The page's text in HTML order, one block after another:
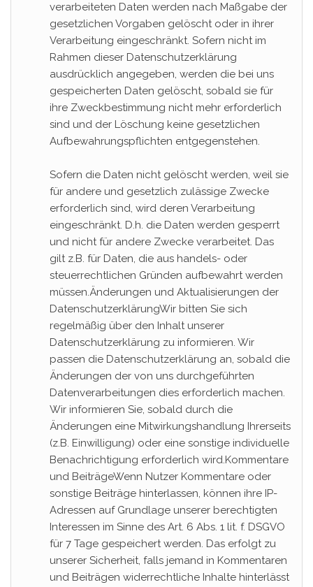
verarbeiteten Daten werden nach Maßgabe der
gesetzlichen Vorgaben gelöscht oder in ihrer
Verarbeitung eingeschränkt. Sofern nicht im
Rahmen dieser Datenschutzerklärung
ausdrücklich angegeben, werden die bei uns
gespeicherten Daten gelöscht, sobald sie für
ihre Zweckbestimmung nicht mehr erforderlich
sind und der Löschung keine gesetzlichen
Aufbewahrungspflichten entgegenstehen.
Sofern die Daten nicht gelöscht werden, weil sie
für andere und gesetzlich zulässige Zwecke
erforderlich sind, wird deren Verarbeitung
eingeschränkt. D.h. die Daten werden gesperrt
und nicht für andere Zwecke verarbeitet. Das
gilt z.B. für Daten, die aus handels- oder
steuerrechtlichen Gründen aufbewahrt werden
müssen.Änderungen und Aktualisierungen der
DatenschutzerklärungWir bitten Sie sich
regelmäßig über den Inhalt unserer
Datenschutzerklärung zu informieren. Wir
passen die Datenschutzerklärung an, sobald die
Änderungen der von uns durchgeführten
Datenverarbeitungen dies erforderlich machen.
Wir informieren Sie, sobald durch die
Änderungen eine Mitwirkungshandlung Ihrerseits
(z.B. Einwilligung) oder eine sonstige individuelle
Benachrichtigung erforderlich wird.Kommentare
und BeiträgeWenn Nutzer Kommentare oder
sonstige Beiträge hinterlassen, können ihre IP-
Adressen auf Grundlage unserer berechtigten
Interessen im Sinne des Art. 6 Abs. 1 lit. f. DSGVO
für 7 Tage gespeichert werden. Das erfolgt zu
unserer Sicherheit, falls jemand in Kommentaren
und Beiträgen widerrechtliche Inhalte hinterlässt